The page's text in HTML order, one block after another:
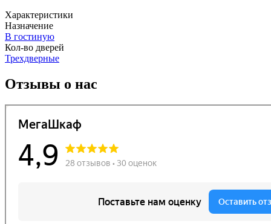
Характеристики
Назначение
В гостиную
Кол-во дверей
Трехдверные
Отзывы о нас